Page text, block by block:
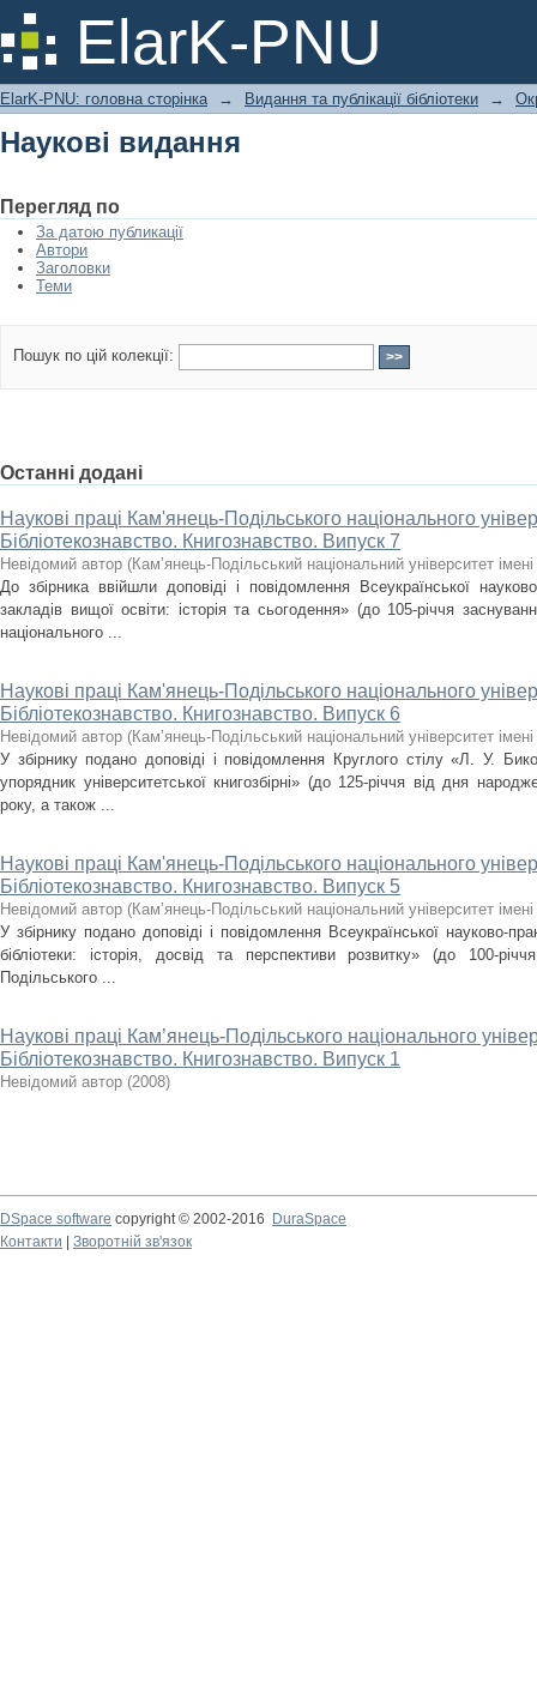
ElarK-PNU
Наукові видання
ElarK-PNU: головна сторінка → Видання та публікації бібліотеки →
Наукові видання
Перегляд по
За датою публикації
Автори
Заголовки
Теми
Пошук по цій колекції:
Останні додані
Наукові праці Кам'янець-Подільського національного
Бібліотекознавство. Книгознавство. Випуск 7
Невідомий автор (Кам’янець-Подільський національний університет
До збірника ввійшли доповіді і повідомлення Всеукраїнської
закладів вищої освіти: історія та сьогодення» (до 105-річчя
національного ...
Наукові праці Кам'янець-Подільського національного
Бібліотекознавство. Книгознавство. Випуск 6
Невідомий автор (Кам’янець-Подільський національний університет
У збірнику подано доповіді і повідомлення Круглого стілу «Л. У.
упорядник університетської книгозбірні» (до 125-річчя від дня
року, а також ...
Наукові праці Кам'янець-Подільського національного
Бібліотекознавство. Книгознавство. Випуск 5
Невідомий автор (Кам’янець-Подільський національний університет
У збірнику подано доповіді і повідомлення Всеукраїнської науково-
бібліотеки: історія, досвід та перспективи розвитку» (до 100-
Подільського ...
Наукові праці Кам’янець-Подільського національного
Бібліотекознавство. Книгознавство. Випуск 1
Невідомий автор (2008)
DSpace software copyright © 2002-2016
DuraSpace
Контакти
Зворотній зв'язок